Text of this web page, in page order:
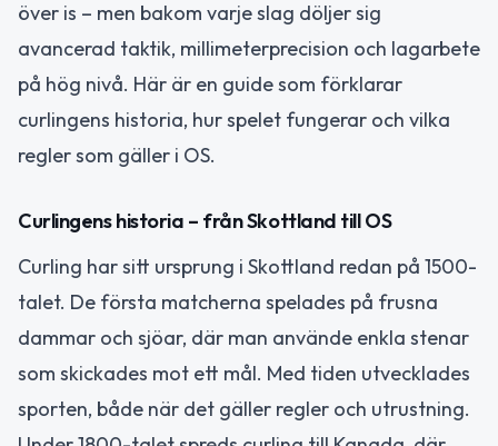
över is – men bakom varje slag döljer sig
avancerad taktik, millimeterprecision och lagarbete
på hög nivå. Här är en guide som förklarar
curlingens historia, hur spelet fungerar och vilka
regler som gäller i OS.
Curlingens historia – från Skottland till OS
Curling har sitt ursprung i Skottland redan på 1500-
talet. De första matcherna spelades på frusna
dammar och sjöar, där man använde enkla stenar
som skickades mot ett mål. Med tiden utvecklades
sporten, både när det gäller regler och utrustning.